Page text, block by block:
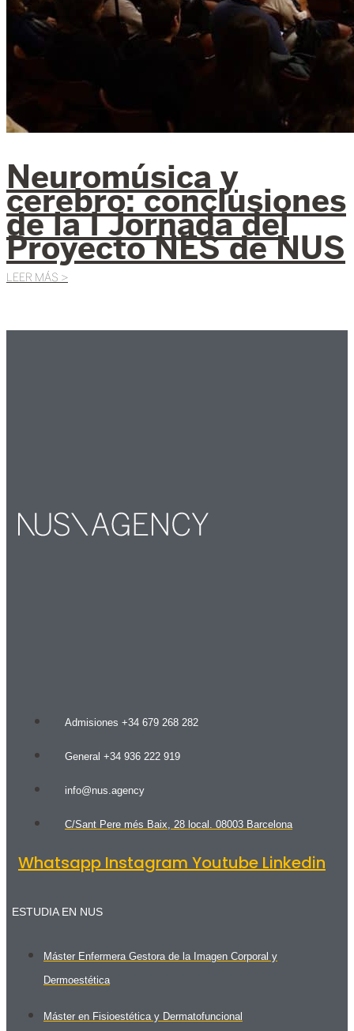
Neuromúsica y
cerebro: conclusiones
de la I Jornada del
Proyecto NES de NUS
LEER MÁS >
Admisiones +34 679 268 282
General +34 936 222 919
info@nus.agency
C/Sant Pere més Baix, 28 local. 08003 Barcelona
Whatsapp Instagram Youtube Linkedin
ESTUDIA EN NUS
Máster Enfermera Gestora de la Imagen Corporal y
Dermoestética
Máster en Fisioestética y Dermatofuncional